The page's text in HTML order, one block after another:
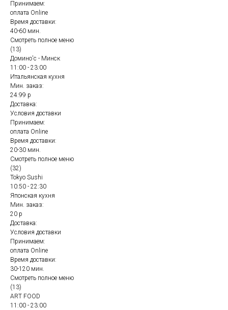
Принимаем:
оплата Online
Время доставки:
40-60 мин.
Смотреть полное меню
(13)
Домино'с - Минск
11:00 - 23:00
Итальянская кухня
Мин. заказ:
24.99 р
Доставка:
Условия доставки
Принимаем:
оплата Online
Время доставки:
20-30 мин.
Смотреть полное меню
(32)
Tokyo Sushi
10:50 - 22:30
Японская кухня
Мин. заказ:
20 р
Доставка:
Условия доставки
Принимаем:
оплата Online
Время доставки:
30-120 мин.
Смотреть полное меню
(13)
ART FOOD
11:00 - 23:00